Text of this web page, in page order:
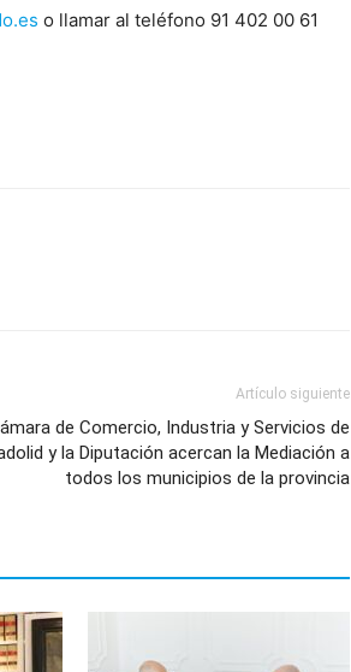
o llamar al teléfono 91 402 00 61
Artículo siguiente
de Comercio, Industria y Servicios de
y la Diputación acercan la Mediación a
todos los municipios de la provincia